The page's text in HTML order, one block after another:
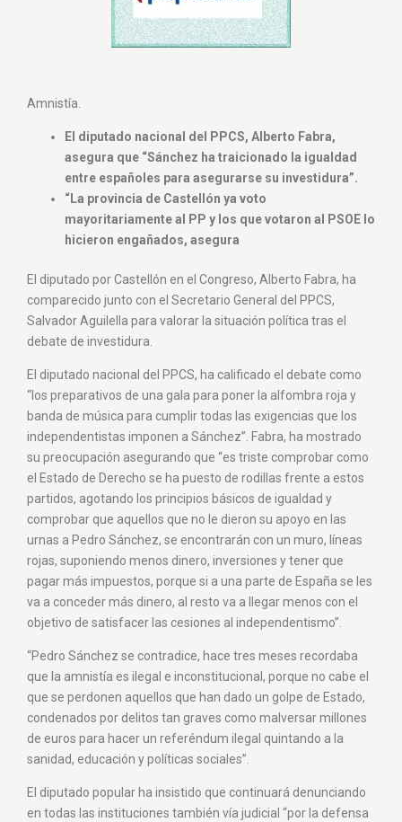
Amnistía.
El diputado nacional del PPCS, Alberto Fabra,
asegura que “Sánchez ha traicionado la igualdad
entre españoles para asegurarse su investidura”.
“La provincia de Castellón ya voto
mayoritariamente al PP y los que votaron al PSOE lo
hicieron engañados, asegura
El diputado por Castellón en el Congreso, Alberto Fabra, ha
comparecido junto con el Secretario General del PPCS,
Salvador Aguilella para valorar la situación política tras el
debate de investidura.
El diputado nacional del PPCS, ha calificado el debate como
“los preparativos de una gala para poner la alfombra roja y
banda de música para cumplir todas las exigencias que los
independentistas imponen a Sánchez”. Fabra, ha mostrado
su preocupación asegurando que “es triste comprobar como
el Estado de Derecho se ha puesto de rodillas frente a estos
partidos, agotando los principios básicos de igualdad y
comprobar que aquellos que no le dieron su apoyo en las
urnas a Pedro Sánchez, se encontrarán con un muro, líneas
rojas, suponiendo menos dinero, inversiones y tener que
pagar más impuestos, porque si a una parte de España se les
va a conceder más dinero, al resto va a llegar menos con el
objetivo de satisfacer las cesiones al independentismo”.
“Pedro Sánchez se contradice, hace tres meses recordaba
que la amnistía es ilegal e inconstitucional, porque no cabe el
que se perdonen aquellos que han dado un golpe de Estado,
condenados por delitos tan graves como malversar millones
de euros para hacer un referéndum ilegal quintando a la
sanidad, educación y políticas sociales”.
El diputado popular ha insistido que continuará denunciando
en todas las instituciones también vía judicial “por la defensa